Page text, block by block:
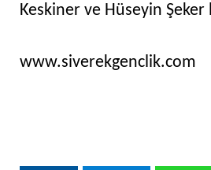
Keskiner ve Hüseyin
www.siverekgenclik.com